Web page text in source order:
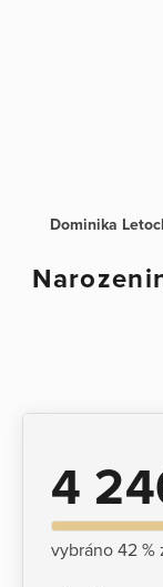
Dominika
4
vybráno 42 %